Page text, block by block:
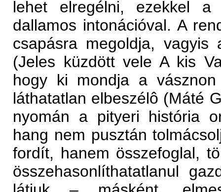
lehet elregélni, ezekkel
dallamos intonációval. A
csapásra megoldja,
(Jeles küzdött vele A kis
hogy ki mondja a
láthatatlan elbeszélô (Máté
nyomán a pityeri história
hang nem pusztán
fordít, hanem összefoglal,
összehasonlíthatatlanul